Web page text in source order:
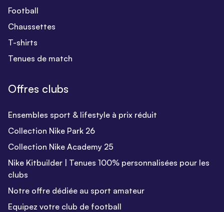
Football
Chaussettes
T-shirts
Tenues de match
Offres clubs
Ensembles sport & lifestyle à prix réduit
Collection Nike Park 26
Collection Nike Academy 25
Nike Kitbuilder | Tenues 100% personnalisées pour les
clubs
Notre offre dédiée au sport amateur
Equipez votre club de football